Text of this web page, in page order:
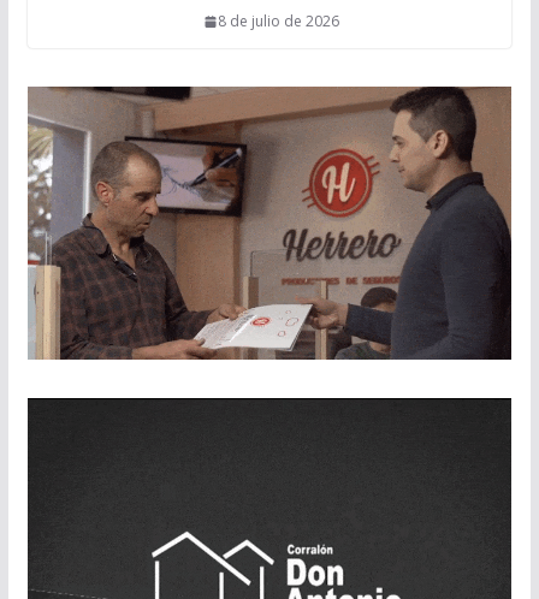
8 de julio de 2026